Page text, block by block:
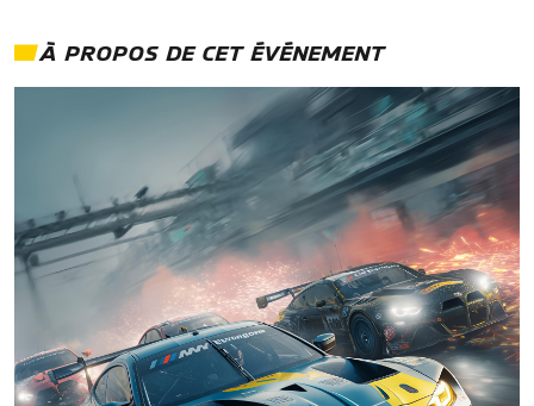
À PROPOS DE CET ÉVÉNEMENT